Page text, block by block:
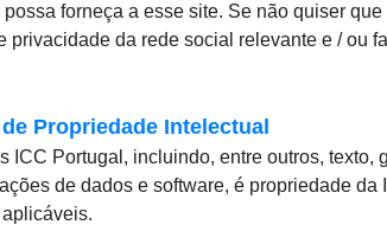
forneça a esse site. Se não quiser
privacidade da rede social relevante e / ou
Propriedade Intelectual
ICC Portugal, incluindo, entre outros,
de dados e software, é propriedade